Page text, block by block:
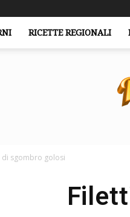
RICETTE REGIONALI
di sgombro golosi